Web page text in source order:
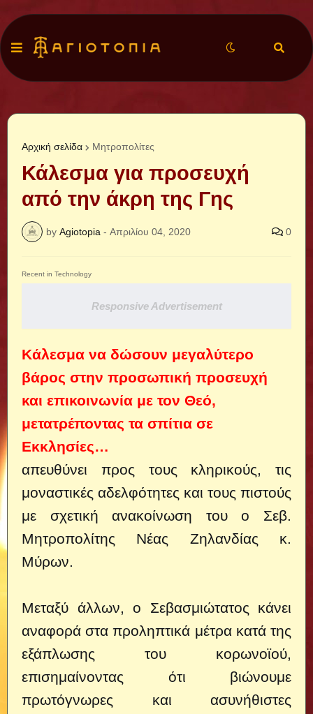
Αρχική σελίδα Μητροπολίτες
Κάλεσμα για προσευχή
από την άκρη της Γης
by Agiotopia - Απριλίου 04, 2020 0
Recent in Technology
Responsive Advertisement
Κάλεσμα να δώσουν μεγαλύτερο
βάρος στην προσωπική προσευχή
και επικοινωνία με τον Θεό,
μετατρέποντας τα σπίτια σε
Εκκλησίες…
απευθύνει προς τους κληρικούς, τις
μοναστικές αδελφότητες και τους πιστούς
με σχετική ανακοίνωση του ο Σεβ.
Μητροπολίτης Νέας Ζηλανδίας κ.
Μύρων.
Μεταξύ άλλων, ο Σεβασμιώτατος κάνει
αναφορά στα προληπτικά μέτρα κατά της
εξάπλωσης του κορωνοϊού,
επισημαίνοντας ότι βιώνουμε
πρωτόγνωρες και ασυνήθιστες